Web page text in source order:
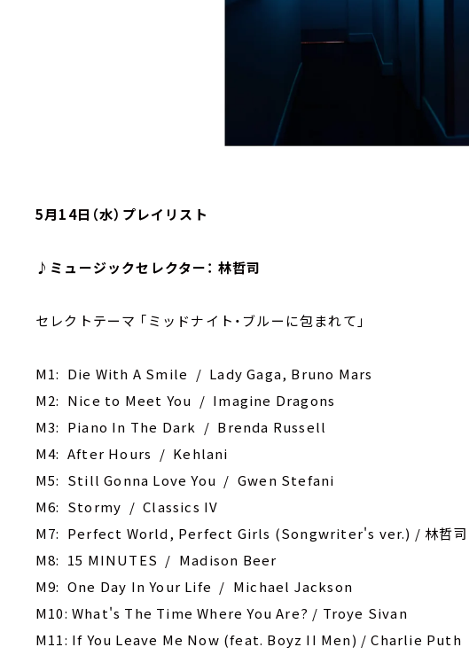
5月14日（水）プレイリスト
♪ミュージックセレクター： 林哲司
セレクトテーマ ｢ミッドナイト・ブルーに包まれて｣
M1: Die With A Smile / Lady Gaga, Bruno Mars
M2: Nice to Meet You / Imagine Dragons
M3: Piano In The Dark / Brenda Russell
M4: After Hours / Kehlani
M5: Still Gonna Love You / Gwen Stefani
M6: Stormy / Classics IV
M7: Perfect World, Perfect Girls (Songwriter's ver.) / 林哲司
M8: 15 MINUTES / Madison Beer
M9: One Day In Your Life / Michael Jackson
M10: What's The Time Where You Are? / Troye Sivan
M11: If You Leave Me Now (feat. Boyz II Men) / Charlie Puth